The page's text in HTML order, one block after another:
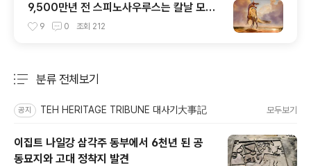
9,500만년 전 스피노사우루스는 칼날 모양
머리 볏이 있었다
9 0 조회 212
분류 전체보기
공지 TEH HERITAGE TRIBUNE 대사기大事記 모두보기
이집트 나일강 삼각주 동부에서 6천년 된 공
동묘지와 고대 정착지 발견